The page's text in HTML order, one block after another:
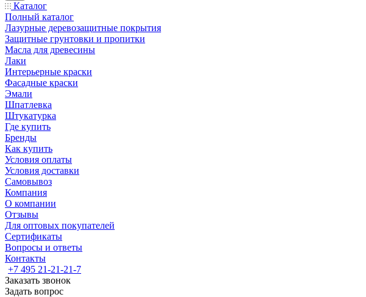
Каталог
Полный каталог
Лазурные деревозащитные покрытия
Защитные грунтовки и пропитки
Масла для древесины
Лаки
Интерьерные краски
Фасадные краски
Эмали
Шпатлевка
Штукатурка
Где купить
Бренды
Как купить
Условия оплаты
Условия доставки
Самовывоз
Компания
О компании
Отзывы
Для оптовых покупателей
Сертификаты
Вопросы и ответы
Контакты
+7 495 21-21-21-7
Заказать звонок
Задать вопрос